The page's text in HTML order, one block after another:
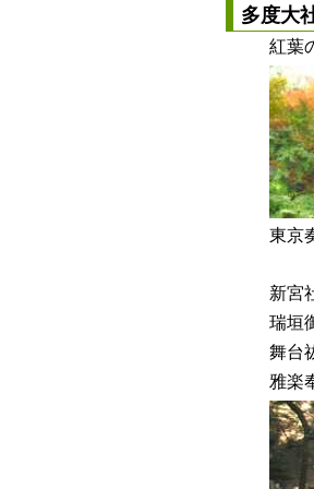
多度大
紅葉
東京
新宮
瑞垣
舞台
雅